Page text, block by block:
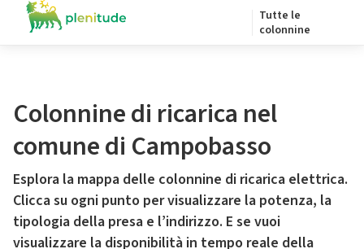
Tutte le
colonnine
Colonnine di ricarica nel
comune di Campobasso
Esplora la mappa delle colonnine di ricarica elettrica.
Clicca su ogni punto per visualizzare la potenza, la
tipologia della presa e l’indirizzo. E se vuoi
visualizzare la disponibilità in tempo reale della